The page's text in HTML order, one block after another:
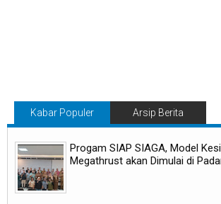
Kabar Populer Arsip Berita
Progam SIAP SIAGA, Model
Megathrust akan Dimulai di